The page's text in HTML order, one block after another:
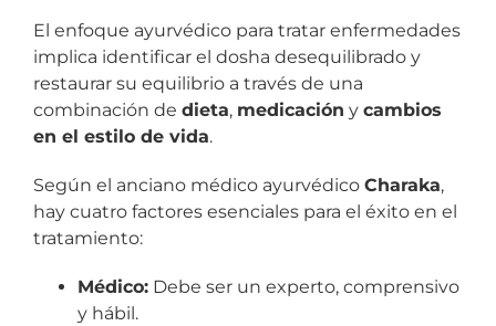
El enfoque ayurvédico para tratar enfermedades
implica identificar el dosha desequilibrado y
restaurar su equilibrio a través de una
combinación de dieta, medicación y cambios
en el estilo de vida.
Según el anciano médico ayurvédico Charaka,
hay cuatro factores esenciales para el éxito en el
tratamiento:
Médico:Debe ser un experto, comprensivo
y hábil.